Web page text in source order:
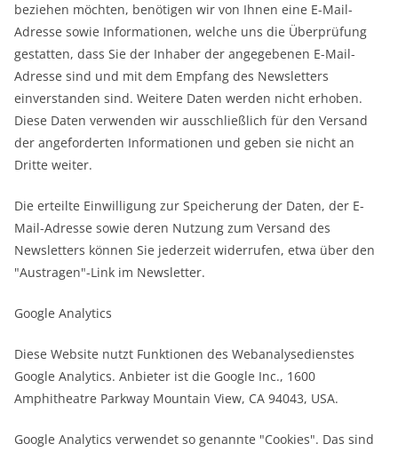
beziehen möchten, benötigen wir von Ihnen eine E-Mail-
Adresse sowie Informationen, welche uns die Überprüfung
gestatten, dass Sie der Inhaber der angegebenen E-Mail-
Adresse sind und mit dem Empfang des Newsletters
einverstanden sind. Weitere Daten werden nicht erhoben.
Diese Daten verwenden wir ausschließlich für den Versand
der angeforderten Informationen und geben sie nicht an
Dritte weiter.
Die erteilte Einwilligung zur Speicherung der Daten, der E-
Mail-Adresse sowie deren Nutzung zum Versand des
Newsletters können Sie jederzeit widerrufen, etwa über den
"Austragen"-Link im Newsletter.
Google Analytics
Diese Website nutzt Funktionen des Webanalysedienstes
Google Analytics. Anbieter ist die Google Inc., 1600
Amphitheatre Parkway Mountain View, CA 94043, USA.
Google Analytics verwendet so genannte "Cookies". Das sind